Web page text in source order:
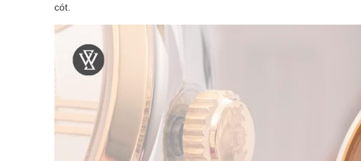
cót.